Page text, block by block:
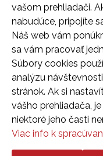
2026 ©
Tvorba web stránok
vašom prehliadači.
nabudúce, pripojíte
Náš web vám
sa vám pracovať
Súbory cookies
analýzu
stránok. Ak si
vášho prehliadača,
niektoré jeho časti
Viac info k